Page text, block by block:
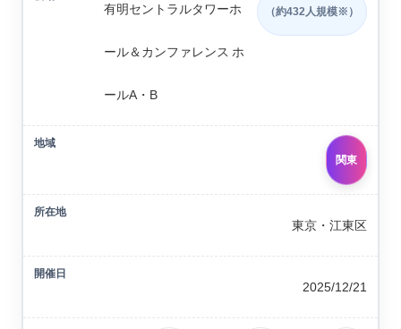
有明セントラルタワーホ
ール＆カンファレンス ホ
ールA・B
（約432人規模※）
関東
東京・江東区
2025/12/21